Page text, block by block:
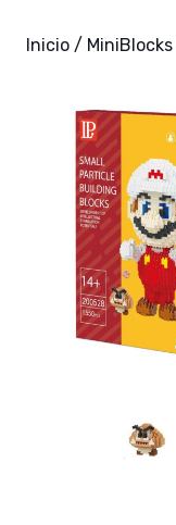
Inicio / MiniBlocks